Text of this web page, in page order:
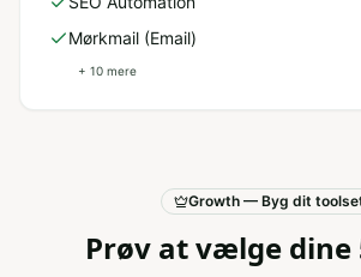
Mørkmail (Email)
+ 10 mere
Growth — Byg dit
Prøv at vælge dine